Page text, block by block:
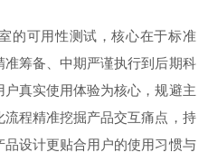
可用性测试，核心在于标准
筹备、中期严谨执行到后期科
真实使用体验为核心，规避主
程精准挖掘产品交互痛点，持
设计更贴合用户的使用习惯与